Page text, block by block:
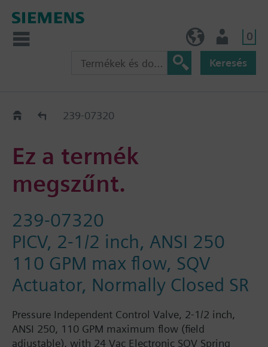
0
Keresés
Régi-Új Kiváltási segédlet
239-07320
Ez a termék
megszűnt.
239-07320
PICV, 2-1/2 inch, ANSI 250
110 GPM max flow, SQV
Actuator, Normally Closed SR
Pressure Independent Control Valve, 2-1/2 inch,
ANSI 250, 110 GPM maximum flow (field
adjustable), with 24 Vac Electronic SQV Spring